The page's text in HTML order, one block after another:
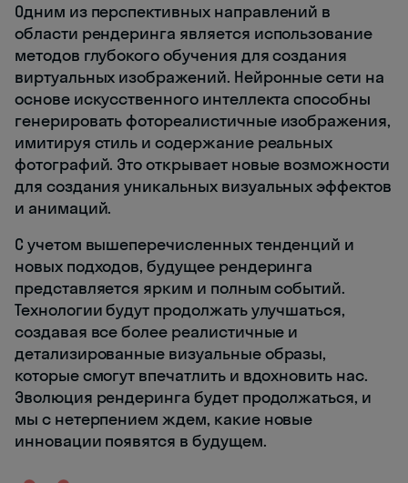
Одним из перспективных направлений в
области рендеринга является использование
методов глубокого обучения для создания
виртуальных изображений. Нейронные сети на
основе искусственного интеллекта способны
генерировать фотореалистичные изображения,
имитируя стиль и содержание реальных
фотографий. Это открывает новые возможности
для создания уникальных визуальных эффектов
и анимаций.
С учетом вышеперечисленных тенденций и
новых подходов, будущее рендеринга
представляется ярким и полным событий.
Технологии будут продолжать улучшаться,
создавая все более реалистичные и
детализированные визуальные образы,
которые смогут впечатлить и вдохновить нас.
Эволюция рендеринга будет продолжаться, и
мы с нетерпением ждем, какие новые
инновации появятся в будущем.